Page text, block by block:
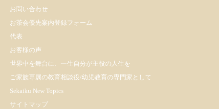
お問い合わせ
お茶会優先案内登録フォーム
代表
お客様の声
世界中を舞台に、一生自分が主役の人生を
ご家族専属の教育相談役/幼児教育の専門家として
Sekaiku New Topics
サイトマップ